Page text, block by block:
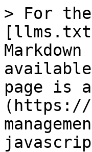
> For
page is
(https://